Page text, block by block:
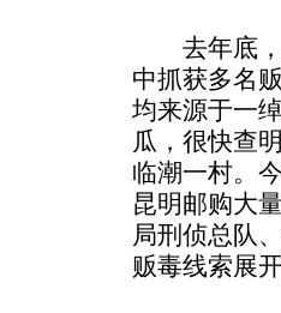
去年底，
中抓获多名
均来源于一
瓜，很快查
临潮一村。
昆明邮购大
局刑侦总队
贩毒线索展开